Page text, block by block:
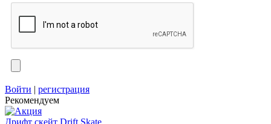
Войти | регистрация
Рекомендуем
Дрифт скейт Drift Skate